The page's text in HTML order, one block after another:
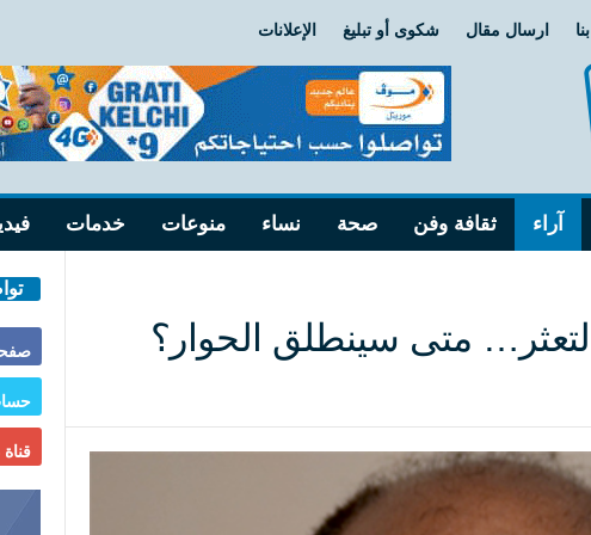
ارسال مقال شكوى أو تبليغ الإعلانات
آراء ثقافة وفن صحة نساء منوعات خدمات
متى سينطلق الحوار؟